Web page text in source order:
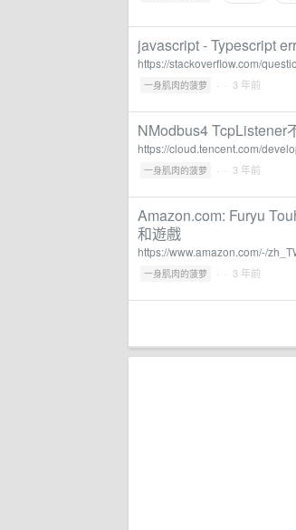
javascript - Typescript
https://stackoverflow.com/
一身肌肉的菠萝 · · 3 年前
NModbus4 TcpListener
https://cloud.tencent.com/
一身肌肉的菠萝 · · 3 年前
Amazon.com: Furyu
和遊戲
https://www.amazon.com/-/
一身肌肉的菠萝 · · 3 年前